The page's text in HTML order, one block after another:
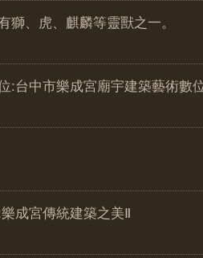
獅、虎、麒麟等靈獸之一。
:台中市樂成宮廟宇建築藝術數
成宮傳統建築之美Ⅱ